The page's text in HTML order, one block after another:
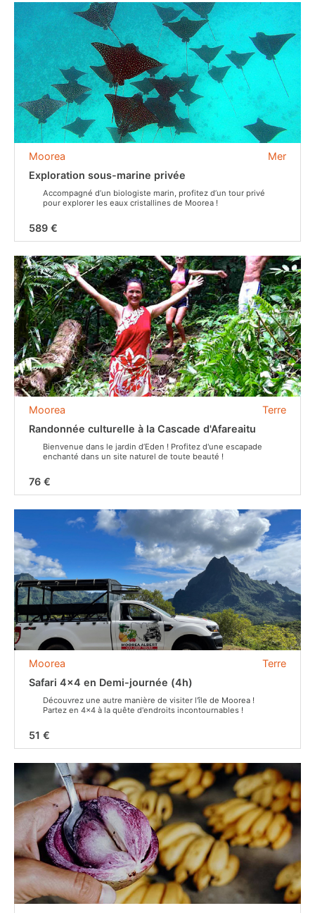
Mer
Moorea
Exploration sous-marine privée
Accompagné d’un biologiste marin, profitez d’un tour privé
pour explorer les eaux cristallines de Moorea !
589 €
Terre
Moorea
Randonnée culturelle à la Cascade d'Afareaitu
Bienvenue dans le jardin d’Eden ! Profitez d'une escapade
enchanté dans un site naturel de toute beauté !
76 €
Terre
Moorea
Safari 4x4 en Demi-journée (4h)
Découvrez une autre manière de visiter l'île de Moorea !
Partez en 4x4 à la quête d'endroits incontournables !
51 €